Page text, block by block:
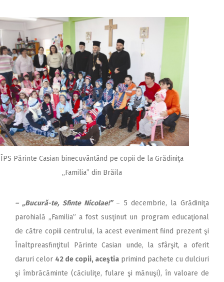
ÎPS Părinte Casian binecuvântând pe copii de la Grădiniţa
,,Familia” din Brăila
– „Bucură-te, Sfinte Nicolae!” – 5 decembrie, la Grădiniţa
parohială „Familia” a fost susţinut un program educaţional
de către copiii centrului, la acest eveniment fiind prezent şi
Înaltpreasfinţitul Părinte Casian unde, la sfârşit, a oferit
daruri celor 42 de copii, aceştia primind pachete cu dulciuri
şi îmbrăcăminte (căciuliţe, fulare şi mănuşi), în valoare de